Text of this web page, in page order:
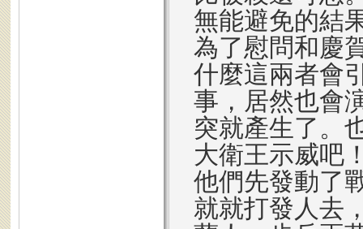
無能避免的結
為了慰問和慶
什麼這兩者會
事，居然也會
突就產生了。
大衛王示威吧
他們先發動了
就就打發人去